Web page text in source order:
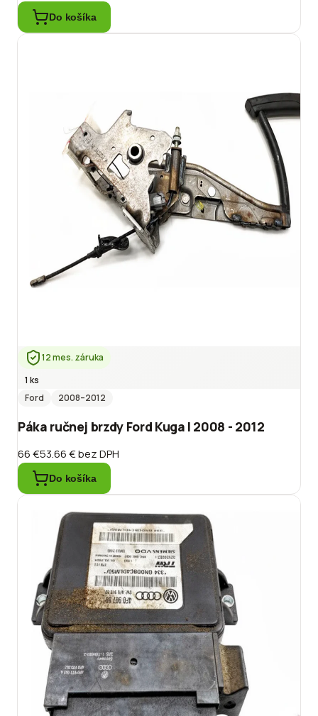
Do košíka
12 mes. záruka
1 ks
Ford
2008–2012
Páka ručnej brzdy Ford Kuga I 2008 - 2012
66 €53.66 €bez DPH
Do košíka